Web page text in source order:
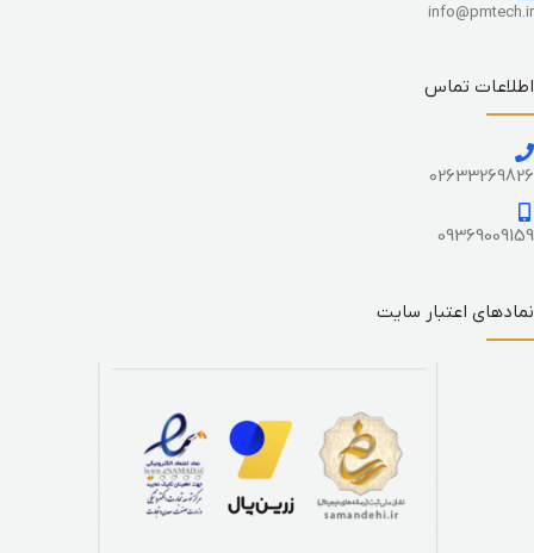
info@pmtech.ir
اطلاعات تماس
02633269826
09369009159
نمادهای اعتبار سایت